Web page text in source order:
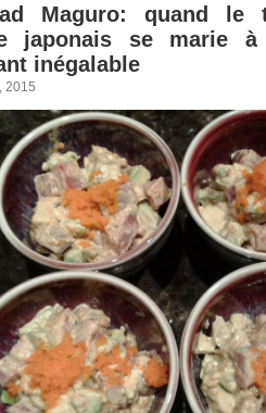
Maguro: quand le
japonais se marie
inégalable
2015